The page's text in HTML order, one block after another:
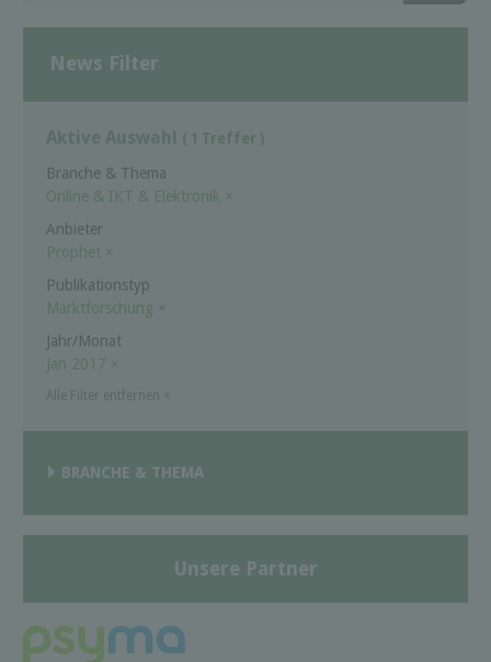
News Filter
Aktive Auswahl ( 1 Treffer )
Branche & Thema
Online & IKT & Elektronik ×
Anbieter
Prophet ×
Publikationstyp
Marktforschung ×
Jahr/Monat
Jan 2017 ×
BRANCHE & THEMA
Unsere Partner